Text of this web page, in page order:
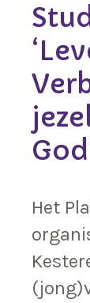
Het